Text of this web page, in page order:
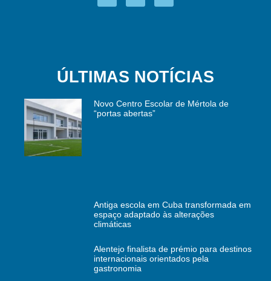
ÚLTIMAS NOTÍCIAS
Novo Centro Escolar de Mértola de
“portas abertas”
Antiga escola em Cuba transformada em
espaço adaptado às alterações
climáticas
Alentejo finalista de prémio para destinos
internacionais orientados pela
gastronomia